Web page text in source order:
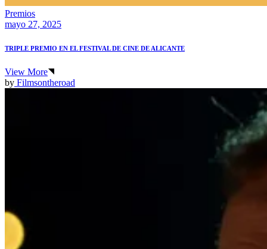
Premios
mayo 27, 2025
TRIPLE PREMIO EN EL FESTIVAL DE CINE DE ALICANTE
View More
by Filmsontheroad